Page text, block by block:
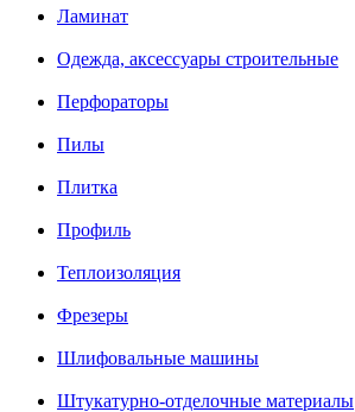
Ламинат
Одежда, аксессуары строительные
Перфораторы
Пилы
Плитка
Профиль
Теплоизоляция
Фрезеры
Шлифовальные машины
Штукатурно-отделочные материалы